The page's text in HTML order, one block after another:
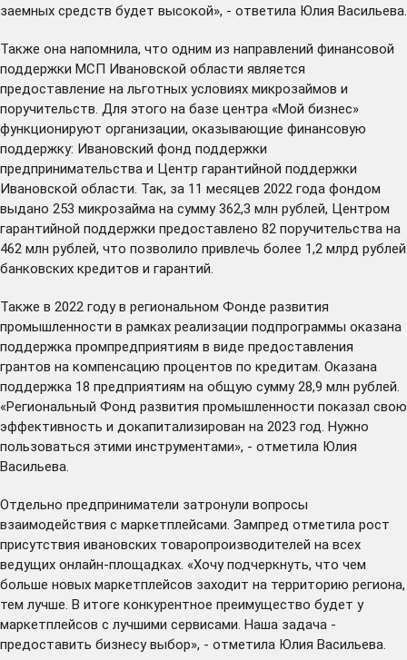
заемных средств будет высокой», - ответила Юлия Васильева.
Также она напомнила, что одним из направлений финансовой
поддержки МСП Ивановской области является
предоставление на льготных условиях микрозаймов и
поручительств. Для этого на базе центра «Мой бизнес»
функционируют организации, оказывающие финансовую
поддержку: Ивановский фонд поддержки
предпринимательства и Центр гарантийной поддержки
Ивановской области. Так, за 11 месяцев 2022 года фондом
выдано 253 микрозайма на сумму 362,3 млн рублей, Центром
гарантийной поддержки предоставлено 82 поручительства на
462 млн рублей, что позволило привлечь более 1,2 млрд рублей
банковских кредитов и гарантий.
Также в 2022 году в региональном Фонде развития
промышленности в рамках реализации подпрограммы оказана
поддержка промпредприятиям в виде предоставления
грантов на компенсацию процентов по кредитам. Оказана
поддержка 18 предприятиям на общую сумму 28,9 млн рублей.
«Региональный Фонд развития промышленности показал свою
эффективность и докапитализирован на 2023 год. Нужно
пользоваться этими инструментами», - отметила Юлия
Васильева.
Отдельно предприниматели затронули вопросы
взаимодействия с маркетплейсами. Зампред отметила рост
присутствия ивановских товаропроизводителей на всех
ведущих онлайн-площадках. «Хочу подчеркнуть, что чем
больше новых маркетплейсов заходит на территорию региона,
тем лучше. В итоге конкурентное преимущество будет у
маркетплейсов с лучшими сервисами. Наша задача -
предоставить бизнесу выбор», - отметила Юлия Васильева.